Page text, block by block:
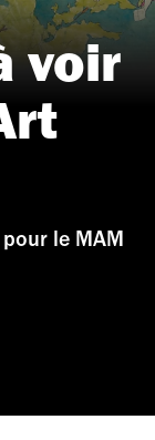
voir
le MAM